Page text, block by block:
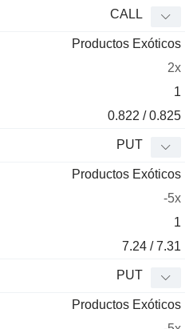
CALL
Productos Exóticos
2x
1
0.822 / 0.825
PUT
Productos Exóticos
-5x
1
7.24 / 7.31
PUT
Productos Exóticos